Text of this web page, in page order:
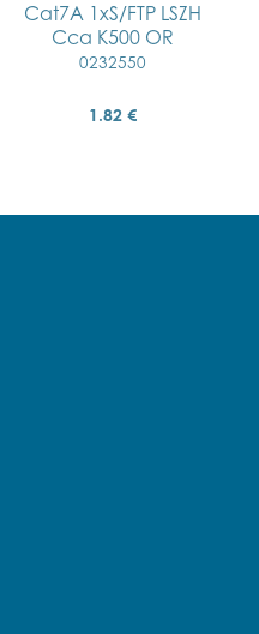
Cat7A 1xS/FTP LSZH
Cca K500 OR
0232550
1.82 €